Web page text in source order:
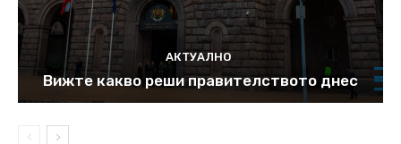
АКТУАЛНО
Вижте какво реши правителството днес